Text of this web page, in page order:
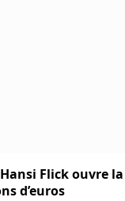
Flick ouvre
d’euros